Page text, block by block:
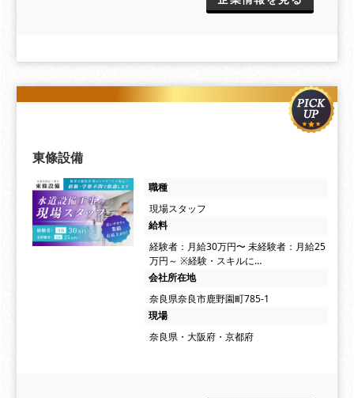
東條設備
職種
現場スタッフ
給料
経験者：月給30万円〜 未経験者：月給25
万円～ ※経験・スキルに…
会社所在地
奈良県奈良市鹿野園町785-1
現場
奈良県・大阪府・京都府